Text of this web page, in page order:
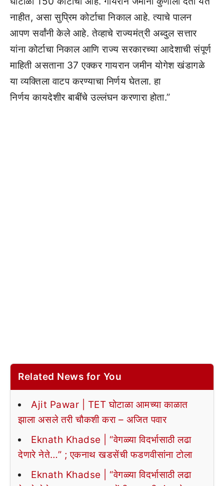
नाहीत, असा सुप्रिम कोर्टाचा निकाल आहे. त्याचे पालन
आपण सर्वांनी केले आहे. तेव्हाचे राज्यमंत्री अब्दुल सत्तार
यांना कोर्टाचा निकाल आणि राज्य सरकारच्या आदेशाची संपूर्ण
माहिती असताना 37 एक्कर गायरान जमीन योगेश खंडागळे
या व्यक्तिला वाटप करण्याचा निर्णय घेतला. हा
निर्णय कायदेशीर बाबींचे उल्लंघन करणारा होता.”
Related News for You
Ajit Pawar | TET घोटाळा आमच्या काळात
झाला असले तरी चौकशी करा – अजित पवार
Eknath Khadse | “वेगळ्या विदर्भासाठी लढा
देणारे नेते…” ; एकनाथ खडसेंची फडणवीसांना टोला
Eknath Khadse | “वेगळ्या विदर्भासाठी लढा